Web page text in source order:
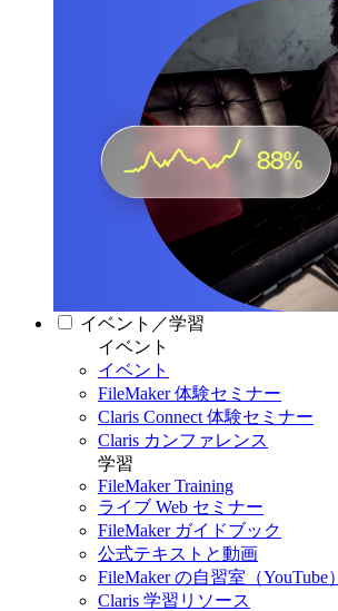
イベント／学習
イベント
イベント
FileMaker 体験セミナー
Claris Connect 体験セミナー
Claris カンファレンス
学習
FileMaker Training
ライブ Web セミナー
FileMaker ガイドブック
公式テキストと動画
FileMaker の自習室（YouTube）
Claris 学習リソース